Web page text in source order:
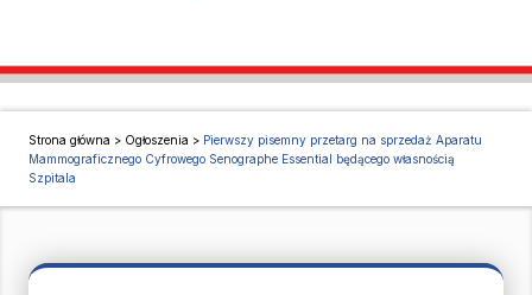
Strona główna > Ogłoszenia > Pierwszy pisemny przetarg na sprzedaż Aparatu
Mammograficznego Cyfrowego Senographe Essential będącego własnością
Szpitala